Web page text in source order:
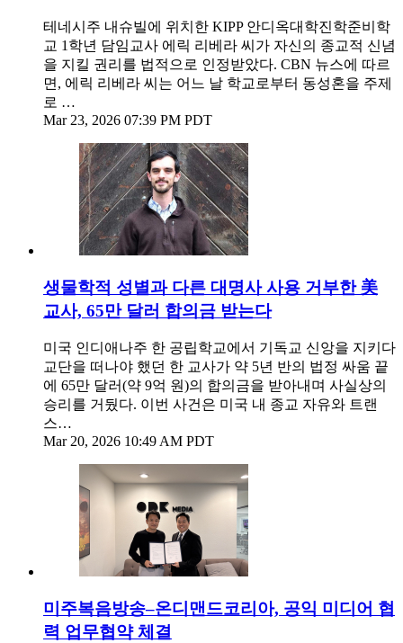
테네시주 내슈빌에 위치한 KIPP 안디옥대학진학준비학
교 1학년 담임교사 에릭 리베라 씨가 자신의 종교적 신념
을 지킬 권리를 법적으로 인정받았다. CBN 뉴스에 따르
면, 에릭 리베라 씨는 어느 날 학교로부터 동성혼을 주제
로 …
Mar 23, 2026 07:39 PM PDT
생물학적 성별과 다른 대명사 사용 거부한 美
교사, 65만 달러 합의금 받는다
미국 인디애나주 한 공립학교에서 기독교 신앙을 지키다
교단을 떠나야 했던 한 교사가 약 5년 반의 법정 싸움 끝
에 65만 달러(약 9억 원)의 합의금을 받아내며 사실상의
승리를 거뒀다. 이번 사건은 미국 내 종교 자유와 트랜
스…
Mar 20, 2026 10:49 AM PDT
미주복음방송–온디맨드코리아, 공익 미디어 협
력 업무협약 체결